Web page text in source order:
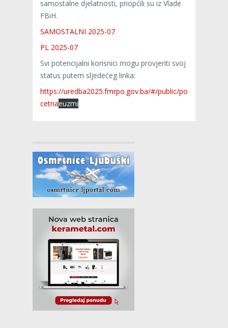
samostalne djelatnosti, priopćili su iz Vlade
FBiH.
SAMOSTALNI 2025-07
PL 2025-07
Svi potencijalni korisnici mogu provjeriti svoj
status putem sljedećeg linka:
https://uredba2025.fmrpo.gov.ba/#/public/po
cetnaeuzmi